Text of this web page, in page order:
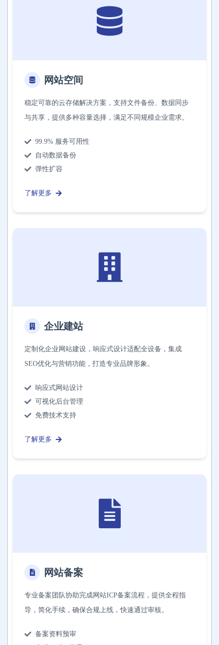
网站空间
稳定可靠的云存储解决方案，支持文件备份、数据同步
与共享，提供多种容量选择，满足不同规模企业需求。
99.9% 服务可用性
自动数据备份
弹性扩容
了解更多
企业建站
定制化企业网站建设，响应式设计适配全设备，集成
SEO优化与营销功能，打造专业品牌形象。
响应式网站设计
可视化后台管理
免费技术支持
了解更多
网站备案
专业备案团队协助完成网站ICP备案流程，提供全程指
导，简化手续，确保合规上线，快速通过审核。
备案资料预审